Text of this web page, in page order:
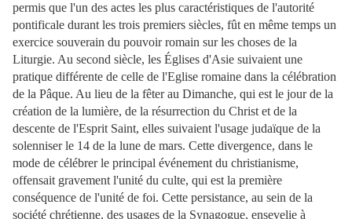
permis que l'un des actes les plus caractéristiques de l'autorité
pontificale durant les trois premiers siècles, fût en même temps un
exercice souverain du pouvoir romain sur les choses de la
Liturgie. Au second siècle, les Églises d'Asie suivaient une
pratique différente de celle de l'Eglise romaine dans la célébration
de la Pâque. Au lieu de la fêter au Dimanche, qui est le jour de la
création de la lumière, de la résurrection du Christ et de la
descente de l'Esprit Saint, elles suivaient l'usage judaïque de la
solenniser le 14 de la lune de mars. Cette divergence, dans le
mode de célébrer le principal événement du christianisme,
offensait gravement l'unité du culte, qui est la première
conséquence de l'unité de foi. Cette persistance, au sein de la
société chrétienne, des usages de la Synagogue, ensevelie à